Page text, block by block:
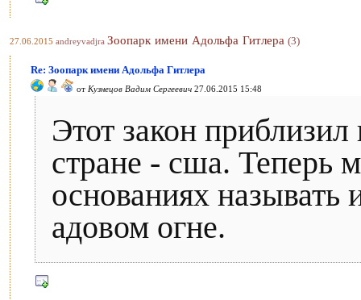
27.06.2015 andreyvadjra Зоопарк имени Адольфа Гитлера (3)
Re: Зоопарк имени Адольфа Гитлера
от Кузнецов Вадим Сергеевич 27.06.2015 15:48
Этот закон приблизил
стране - сша. Теперь
основаниях называть
адовом огне.